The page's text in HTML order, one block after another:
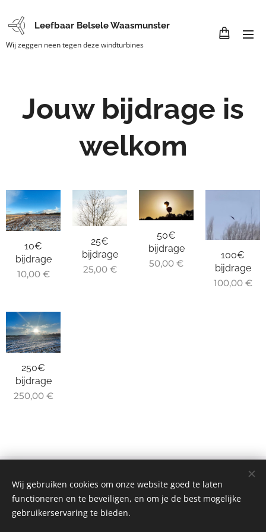
Leefbaar Belsele Waasmunster
Wij zeggen neen tegen deze windturbines
Jouw bijdrage is
welkom
10€
bijdrage
10,00€
25€
bijdrage
25,00€
50€
bijdrage
50,00 €
100€
bijdrage
100,00€
250€
bijdrage
250,00€
voorbehouden.
Door deze website te bezoeken ga je akkoord met onze
disclaimer.
Wij gebruiken cookies om onze website goed te laten
functioneren en te beveiligen, en om je de best mogelijke
gebruikerservaring te bieden.